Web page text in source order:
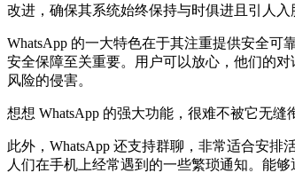
改进，确保其系统始终保持与时俱进且引人入
WhatsApp 的一大特色在于其注重提供安全
安全保障至关重要。用户可以放心，他们的
风险的侵害。
想想 WhatsApp 的强大功能，很难不被它无
此外，WhatsApp 还支持群聊，非常适合安
人们在手机上经常遇到的一些繁琐通知。能